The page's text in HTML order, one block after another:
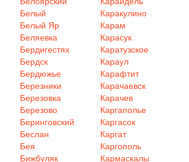
Белый
Белый Яр
Беляевка
Бердигестях
Бердск
Бердюжье
Березники
Березовка
Березово
Беринговский
Беслан
Бея
Бижбуляк
Каракулино
Карам
Карасук
Каратузское
Караул
Карафтит
Карачаевск
Карачев
Каргаполье
Каргасок
Каргат
Каргополь
Кармаскалы